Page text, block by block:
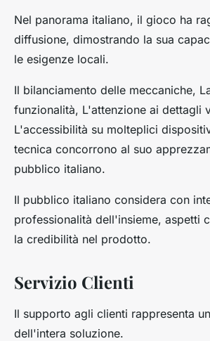
Nel panorama italiano, il gioco ha
diffusione, dimostrando la sua
le esigenze locali.
Il bilanciamento delle meccaniche,
funzionalità, L'attenzione ai dettagli
L'accessibilità su molteplici
tecnica concorrono al suo
pubblico italiano.
Il pubblico italiano considera con
professionalità dell'insieme, aspetti
la credibilità nel prodotto.
Servizio Clienti
Il supporto agli clienti rappresenta
dell'intera soluzione.